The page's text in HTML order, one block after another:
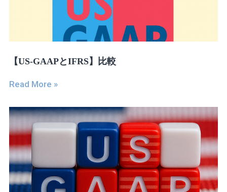
【US-GAAPとIFRS】比較
Read More »